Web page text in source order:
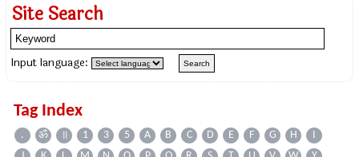
Site Search
Input language:
Tag Index
. ॐ ॥ 1 3 5 A B C D E F G H
I